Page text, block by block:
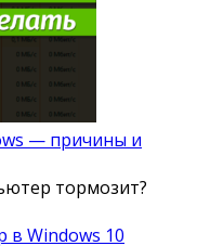
— причины и
тормозит?